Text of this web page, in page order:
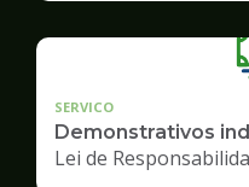
SERVICO
Demonstrativos
Lei de